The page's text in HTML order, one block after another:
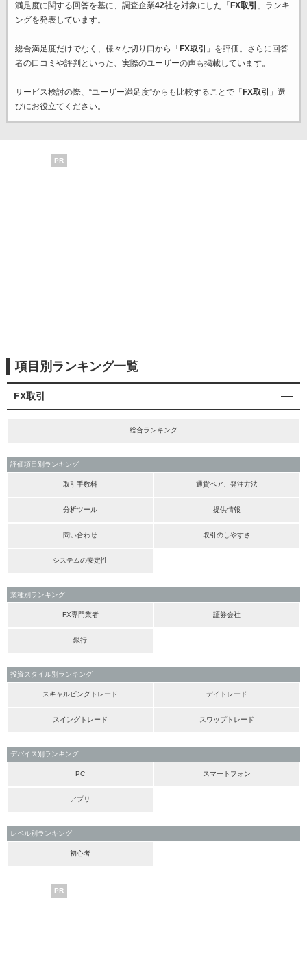
満足度に関する回答を基に、調査企業42社を対象にした「 FX取引
」ランキ
ングを発表しています。
総合満足度だけでなく、様々な切り口から「 FX取引
」を評価。さらに回答
者の口コミや評判といった、実際のユーザーの声も掲載しています。
サービス検討の際、“ユーザー満足度”からも比較することで「 FX取引
」選
びにお役立てください。
PR
項目別ランキング一覧
FX取引
総合ランキング
評価項目別ランキング
取引手数料 通貨ペア、発注方法
分析ツール 提供情報
問い合わせ 取引のしやすさ
システムの安定性
業種別ランキング
FX専門業者 証券会社
銀行
投資スタイル別ランキング
スキャルピングトレード デイトレード
スイングトレード スワップトレード
デバイス別ランキング
PC スマートフォン
アプリ
レベル別ランキング
初心者
PR